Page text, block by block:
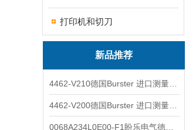
打印机和切刀
新品推荐